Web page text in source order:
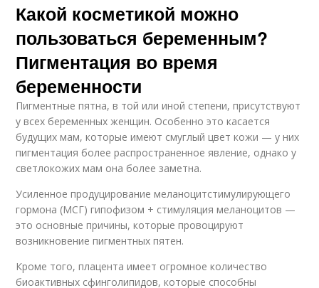
Какой косметикой можно
пользоваться беременным?
Пигментация во время
беременности
Пигментные пятна, в той или иной степени, присутствуют
у всех беременных женщин. Особенно это касается
будущих мам, которые имеют смуглый цвет кожи — у них
пигментация более распространенное явление, однако у
светлокожих мам она более заметна.
Усиленное продуцирование меланоцитстимулирующего
гормона (МСГ) гипофизом + стимуляция меланоцитов —
это основные причины, которые провоцируют
возникновение пигментных пятен.
Кроме того, плацента имеет огромное количество
биоактивных сфинголипидов, которые способны